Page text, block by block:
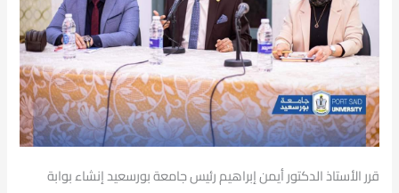
قرر الأستاذ الدكتور أيمن إبراهيم رئيس جامعة بورسعيد إنشاء بوابة